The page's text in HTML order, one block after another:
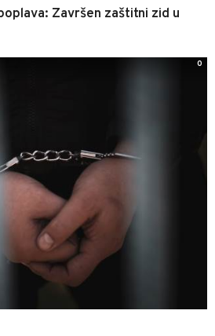
Završen zaštitni zid u
0